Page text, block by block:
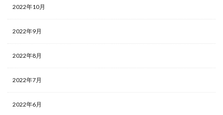
2022年10月
2022年9月
2022年8月
2022年7月
2022年6月